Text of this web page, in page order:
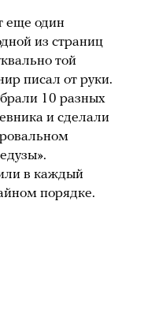
еще один
из страниц
той
писал от руки.
10 разных
и сделали
в каждый
порядке.